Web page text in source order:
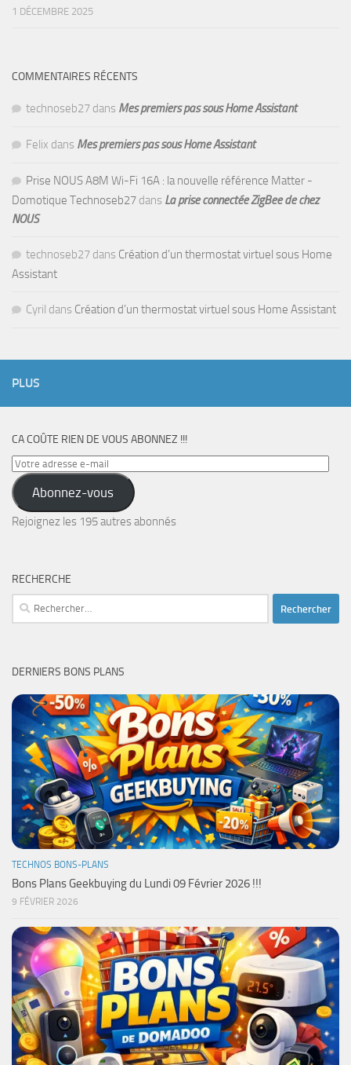
1 DÉCEMBRE 2025
COMMENTAIRES RÉCENTS
technoseb27 dans Mes premiers pas sous Home Assistant
Felix dans Mes premiers pas sous Home Assistant
Prise NOUS A8M Wi-Fi 16A : la nouvelle référence Matter -
Domotique Technoseb27 dans La prise connectée ZigBee de chez
NOUS
technoseb27 dans Création d’un thermostat virtuel sous Home
Assistant
Cyril dans Création d’un thermostat virtuel sous Home Assistant
PLUS
CA COÛTE RIEN DE VOUS ABONNEZ !!!
Votre
adresse
e-
mail
Abonnez-vous
Rejoignez les 195 autres abonnés
RECHERCHE
Rechercher :
DERNIERS BONS PLANS
TECHNOS BONS-PLANS
Bons Plans Geekbuying du Lundi 09 Février 2026 !!!
9 FÉVRIER 2026